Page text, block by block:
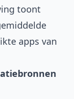
toont
apps van